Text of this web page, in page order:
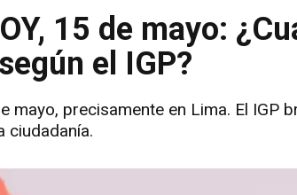
15 de mayo:
el IGP?
mayo, precisamente en Lima. El IGP
ciudadanía.